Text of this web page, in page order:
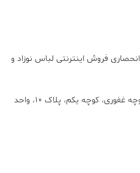
فروش اینترنتی لباس نوزاد و
تهران، انقلاب، خیابان سپاه، کوچه غفوری، کوچه یکم، پلاک 10، واحد